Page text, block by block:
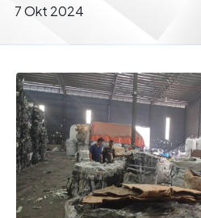
7 Okt 2024